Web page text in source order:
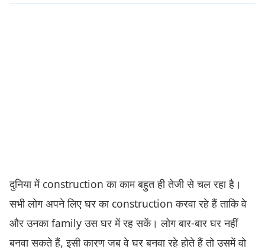
दुनिया में construction का काम बहुत ही तेजी से चल रहा है।
सभी लोग अपने लिए घर का construction करवा रहे हैं ताकि वे
और उनका family उस घर में रह सकें। लोग बार-बार घर नहीं
बनवा सकते हैं, इसी कारण जब वे घर बनवा रहे होते हैं तो उसमें वो